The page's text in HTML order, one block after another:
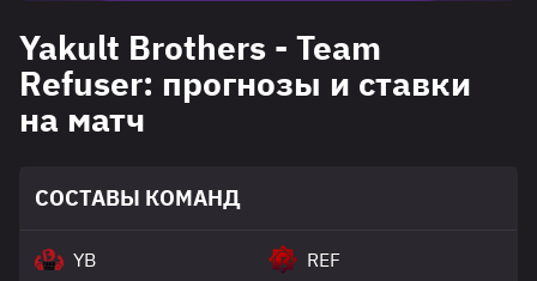
Yakult Brothers - Team
Refuser: прогнозы и ставки
на матч
СОСТАВЫ КОМАНД
YB REF